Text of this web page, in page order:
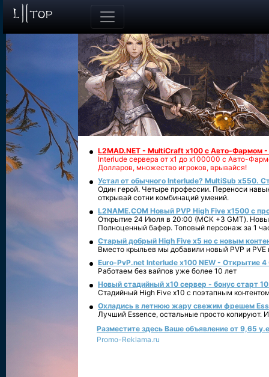
L2MAD.NET - MultiCraft x100 с Авто-Фармом
Interlude сервера от х1 до х100000 с Авто-
Долларов, множество игроков, врывайся!
Устал от обычного Interlude? MultiSub x550.
Один герой. Четыре профессии. Переноси
открывай сотни комбинаций умений.
L2NAME.COM Новый PVP High Five x1500 с
Открытие 24 Июля в 20:00 (МСК +3 GMT).
Полноценный бафер. Топовый персонаж за 1
Старый добрый High Five x5 но с новым
Вместо крыльев мы добавили новый PVP и PVE
Euro-PvP.net Interlude х100 NEW - Открытие 4
Работаем без вайпов уже более 10 лет
Новый стадийный х10 сервер - бонус старт
Стадийный High Five x10 с поэтапным
Охладись в летнюю жару свежим фрешем
Лучший Essence, остальные просто копируют.
Разместите здесь Ваше объявление от 9,65
Promo-Reklama.ru